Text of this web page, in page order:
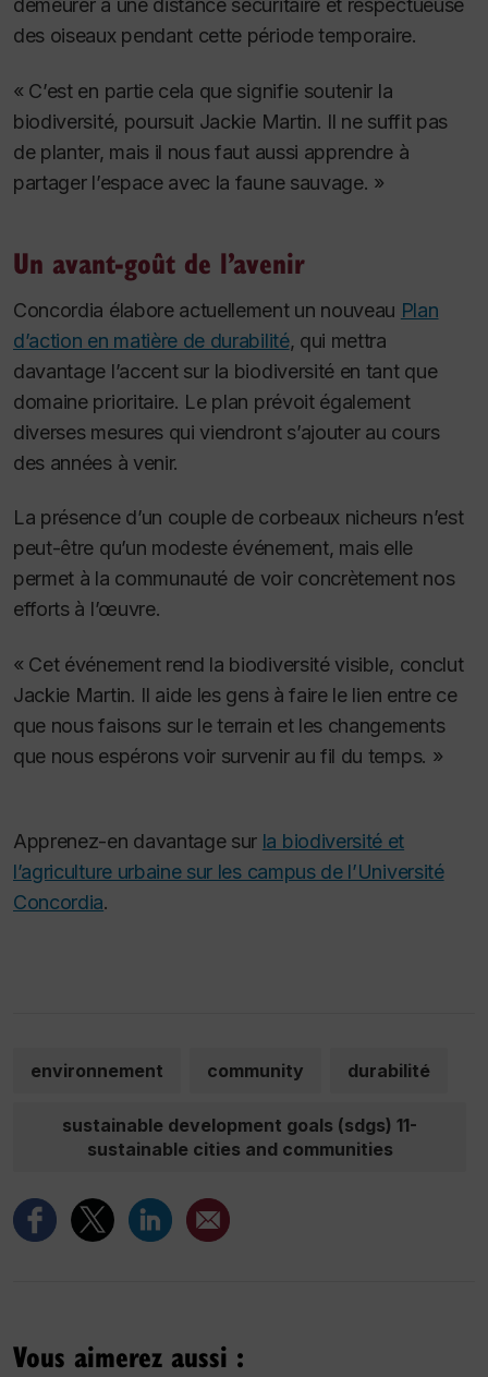
demeurer à une distance sécuritaire et respectueuse
des oiseaux pendant cette période temporaire.
« C’est en partie cela que signifie soutenir la
biodiversité, poursuit Jackie Martin. Il ne suffit pas
de planter, mais il nous faut aussi apprendre à
partager l’espace avec la faune sauvage. »
Un avant-goût de l’avenir
Concordia élabore actuellement un nouveau Plan
d’action en matière de durabilité, qui mettra
davantage l’accent sur la biodiversité en tant que
domaine prioritaire. Le plan prévoit également
diverses mesures qui viendront s’ajouter au cours
des années à venir.
La présence d’un couple de corbeaux nicheurs n’est
peut-être qu’un modeste événement, mais elle
permet à la communauté de voir concrètement nos
efforts à l’œuvre.
« Cet événement rend la biodiversité visible, conclut
Jackie Martin. Il aide les gens à faire le lien entre ce
que nous faisons sur le terrain et les changements
que nous espérons voir survenir au fil du temps. »
Apprenez-en davantage sur la biodiversité et
l’agriculture urbaine sur les campus de l’Université
Concordia.
environnement community durabilité
sustainable development goals (sdgs) 11-
sustainable cities and communities
Vous aimerez aussi :